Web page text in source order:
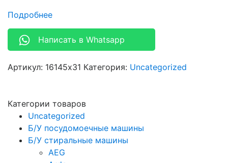
Подробнее
Написать в Whatsapp
Артикул: 16145x31 Категория: Uncategorized
Категории товаров
Uncategorized
Б/У посудомоечные машины
Б/У стиральные машины
AEG